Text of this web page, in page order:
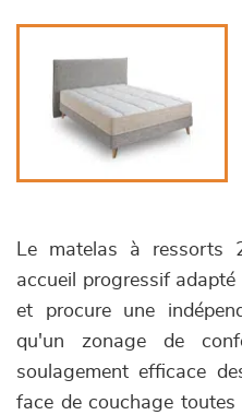
Le matelas à ressorts
accueil progressif
et procure une
qu'un zonage de
soulagement efficace
face de couchage